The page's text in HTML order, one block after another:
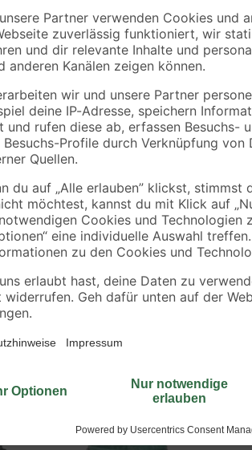
oliv
toom
Gartenabfallsack grün
215 l
9,99€
Der
Der
praktischen
sorgt der